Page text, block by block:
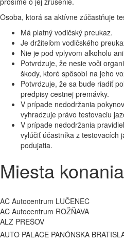
Osoba, ktorá sa aktívne zúčastňuje
Má platný vodičský preukaz.
Je držiteľom vodičského
Nie je pod vplyvom alkoholu
Potvrdzuje, že nesie voči
škody, ktoré spôsobí na jeho
Potvrdzuje, že sa bude riadiť
predpisy cestnej premávky.
V prípade nedodržania
vyhradzuje právo testovaciu
V prípade nedodržania
vylúčiť účastníka z testovacích
podujatia.
Miesta
AC Autocentrum LUČENEC
AC Autocentrum ROŽŇAVA
ALZ PREŠOV
AUTO PALACE PANÓNSKA